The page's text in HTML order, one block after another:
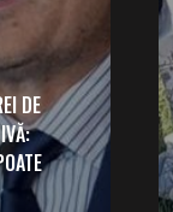
DE